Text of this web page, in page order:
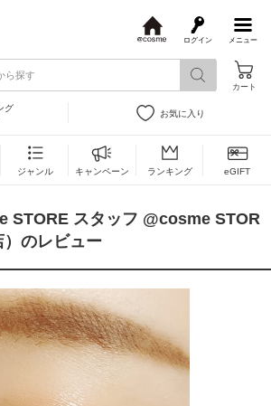
メニュー
ログイン
s
ら探す
カート
グ
お気に入り
ジャンル キャンペーン ランキング eGIFT
STORE スタッフ @cosme STOR
のレビュー